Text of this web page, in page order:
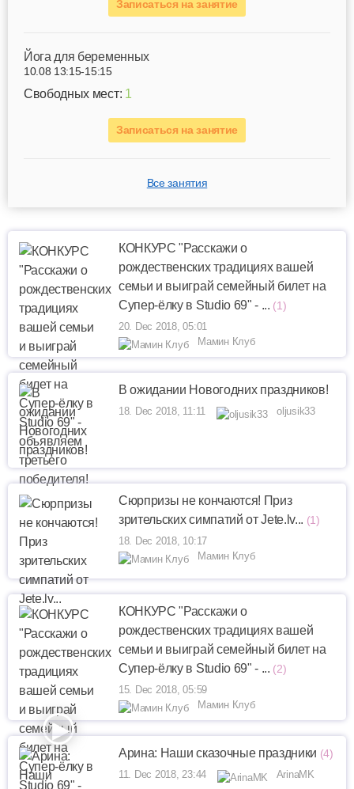
Записаться на занятие
Йога для беременных
10.08 13:15-15:15
Свободных мест: 1
Записаться на занятие
Все занятия
КОНКУРС "Расскажи о
рождественских традициях вашей
семьи и выиграй семейный билет на
Супер-ёлку в Studio 69" - ... (1)
20. Dec 2018, 05:01
Мамин Клуб
В ожидании Новогодних праздников!
18. Dec 2018, 11:11 oljusik33
Сюрпризы не кончаются! Приз
зрительских симпатий от Jete.lv... (1)
18. Dec 2018, 10:17
Мамин Клуб
КОНКУРС "Расскажи о
рождественских традициях вашей
семьи и выиграй семейный билет на
Супер-ёлку в Studio 69" - ... (2)
15. Dec 2018, 05:59
Мамин Клуб
Арина: Наши сказочные праздники (4)
11. Dec 2018, 23:44 ArinaMK